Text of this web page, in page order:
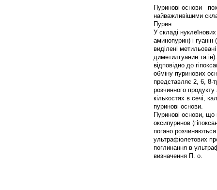
Пуринові основи -
найважливішими
Пурин
У складі
аминопурин) і
виділені
диметилгуанин та
відповідно до
обміну пуринових
представляє 2, 6, 8-
розчинного продукту
кількостях в сечі,
пуринові основи.
Пуринові основи,
оксипуринов
погано
ультрафіолетових
поглинання в
визначення П. о.